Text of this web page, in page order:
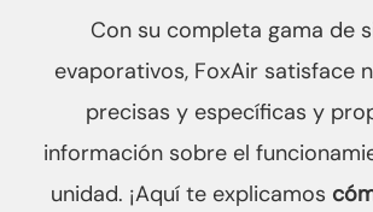
Con su completa gama de
evaporativos, FoxAir satisface
precisas y específicas y
información sobre el
unidad. ¡Aquí te explicamos